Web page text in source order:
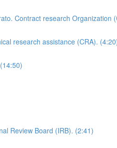
Contract research Organization
research assistance (CRA).
Review Board (IRB). (2:41)